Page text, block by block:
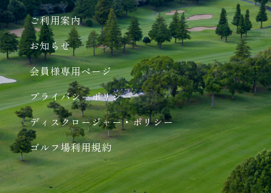
ご利用案内
お知らせ
会員様専用ページ
プライバシーポリシー
ディスクロージャー・ポリシー
ゴルフ場利用規約